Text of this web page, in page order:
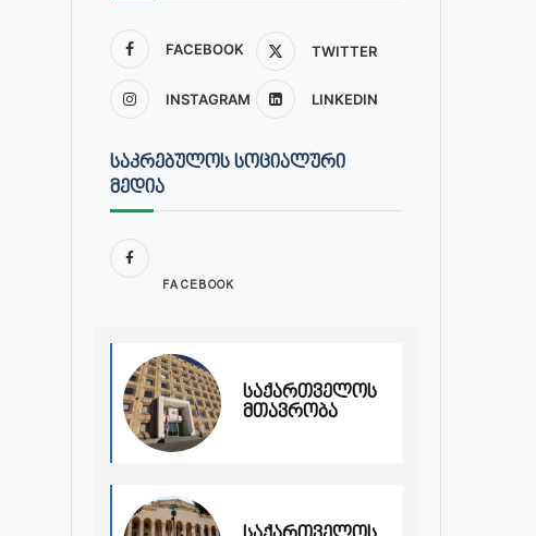
FACEBOOK TWITTER
INSTAGRAM LINKEDIN
ᲡᲐᲙᲠᲔᲑᲣᲚᲝᲡ ᲡᲝᲪᲘᲐᲚᲣᲠᲘ
ᲛᲔᲓᲘᲐ
FACEBOOK
საქართველოს
მთავრობა